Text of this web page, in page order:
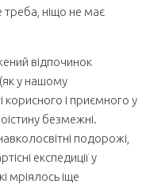
треба, ніщо не має
відпочинок
(як у нашому
і приємного у
безмежні.
подорожі,
експедиції у
мріялось іще